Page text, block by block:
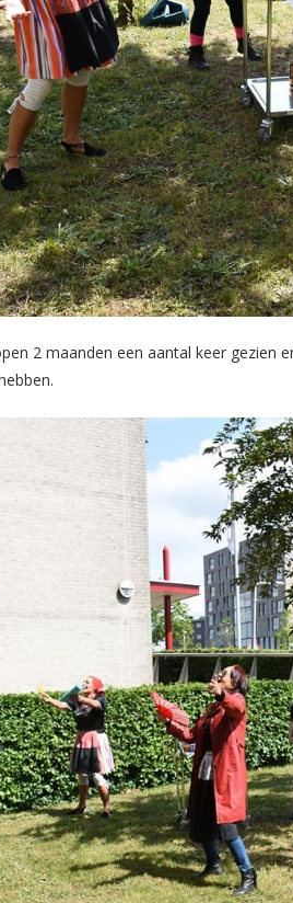
2 maanden een aantal keer gezien